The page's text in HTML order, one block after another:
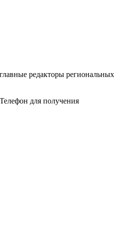
редакторы региональных
для получения